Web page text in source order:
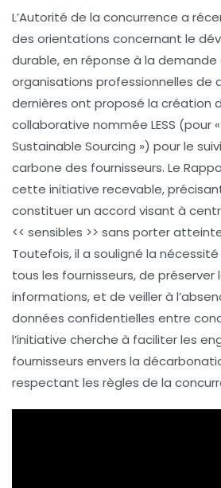
L’Autorité de la concurrence a
des orientations concernant le
durable, en réponse à la demande
organisations professionnelles de
dernières ont proposé la création
collaborative nommée LESS (pour «
Sustainable Sourcing ») pour le
carbone des fournisseurs. Le
cette initiative recevable,
constituer un accord visant à
<< sensibles >> sans porter
Toutefois, il a souligné la
tous les fournisseurs, de préserver
informations, et de veiller à
données confidentielles entre
l’initiative cherche à faciliter les
fournisseurs envers la
respectant les règles de la